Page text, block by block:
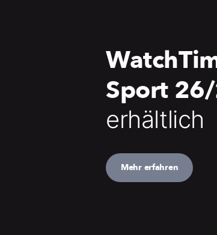
Sport
erhältlich
Mehr erfahren